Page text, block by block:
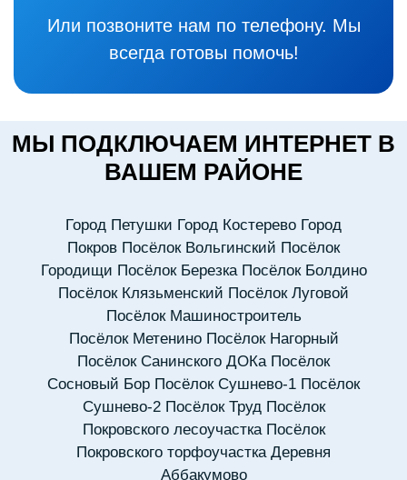
Или позвоните нам по телефону. Мы
всегда готовы помочь!
МЫ ПОДКЛЮЧАЕМ ИНТЕРНЕТ В
ВАШЕМ РАЙОНЕ
Город Петушки Город Костерево Город
Покров Посёлок Вольгинский Посёлок
Городищи Посёлок Березка Посёлок Болдино
Посёлок Клязьменский Посёлок Луговой
Посёлок Машиностроитель
Посёлок Метенино Посёлок Нагорный
Посёлок Санинского ДОКа Посёлок
Сосновый Бор Посёлок Сушнево-1 Посёлок
Сушнево-2 Посёлок Труд Посёлок
Покровского лесоучастка Посёлок
Покровского торфоучастка Деревня
Аббакумово